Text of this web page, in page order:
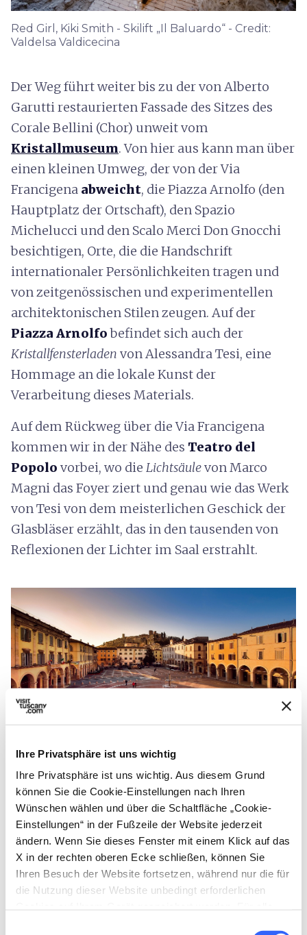
Ihre Privatsphäre ist uns wichtig
Ihre Privatsphäre ist uns wichtig. Aus diesem Grund
können Sie die Cookie-Einstellungen nach Ihren
Wünschen wählen und über die Schaltfläche „Cookie-
Einstellungen“ in der Fußzeile der Website jederzeit
ändern. Wenn Sie dieses Fenster mit einem Klick auf das
X in der rechten oberen Ecke schließen, können Sie
Ihren Besuch der Website fortsetzen, während nur die für
die Nutzung dieser Website unbedingt erforderlichen
Red Girl, Kiki Smith - Skilift „Il Baluardo“ - Credit:
Valdelsa Valdicecina
Der Weg führt weiter bis zu der von Alberto
Garutti restaurierten Fassade des Sitzes des
Corale Bellini (Chor) unweit vom
Kristallmuseum. Von hier aus kann man über
einen kleinen Umweg, der von der Via
Francigena abweicht, die Piazza Arnolfo (den
Hauptplatz der Ortschaft), den Spazio
Michelucci und den Scalo Merci Don Gnocchi
besichtigen, Orte, die die Handschrift
internationaler Persönlichkeiten tragen und
von zeitgenössischen und experimentellen
architektonischen Stilen zeugen. Auf der
Piazza Arnolfobefindet sich auch der
Kristallfensterladen von Alessandra Tesi, eine
Hommage an die lokale Kunst der
Verarbeitung dieses Materials.
Auf dem Rückweg über die Via Francigena
kommen wir in der Nähe des Teatro del
Popolo vorbei, wo die Lichtsäulevon Marco
Magni das Foyer ziert und genau wie das Werk
von Tesi von dem meisterlichen Geschick der
Glasbläser erzählt, das in den tausenden von
Reflexionen der Lichter im Saal erstrahlt.
Von hier aus geht die Strecke des alten
Pilgerwegs weiter und verlässt die Ortschaft in
Richtung
Monteriggioni , wo er die
ursprüngliche Route wieder aufnimmt, die das
Gebiet des Val d‘Elsa auf einer spannenden
Reise überquert, die in der lokalen Variante